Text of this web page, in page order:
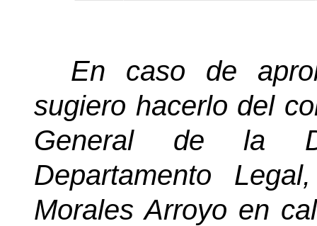
En caso de
sugiero hacerlo del
General de la
Departamento
Morales Arroyo en